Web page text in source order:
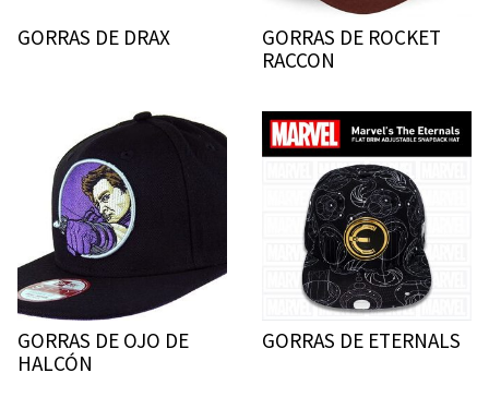
GORRAS DE DRAX
GORRAS DE ROCKET
RACCON
GORRAS DE OJO DE
HALCÓN
GORRAS DE ETERNALS